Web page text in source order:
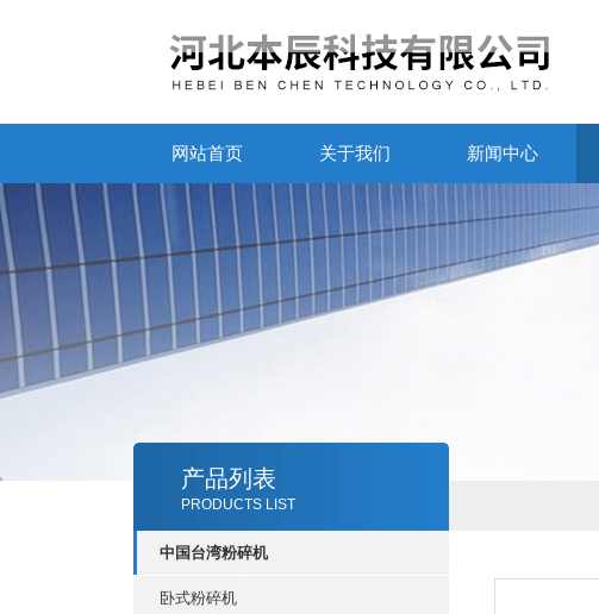
网站首页 关于我们 新闻中心
产品列表
PRODUCTS LIST
中国台湾粉碎机
卧式粉碎机